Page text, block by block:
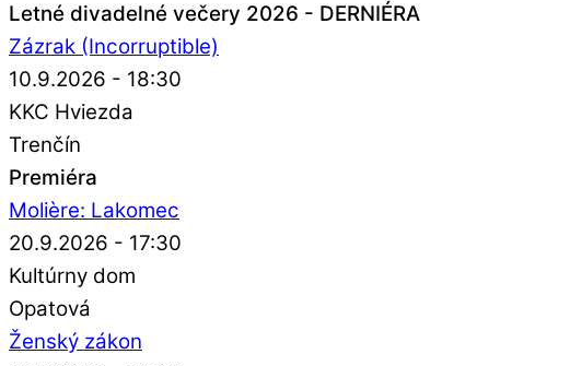
Letné divadelné večery 2026 - DERNIÉRA
Zázrak (Incorruptible)
10.9.2026 - 18:30
KKC Hviezda
Trenčín
Premiéra
Molière: Lakomec
20.9.2026 - 17:30
Kultúrny dom
Opatová
Ženský zákon